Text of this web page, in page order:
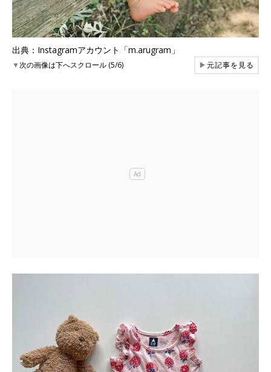
出典：Instagramアカウント「m.arugram」
▼次の画像は下へスクロール (5/6) ▶元記事を見る